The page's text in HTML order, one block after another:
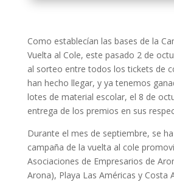
Como establecían las bases de la
Vuelta al Cole, este pasado 2 de
al sorteo entre todos los tickets de
han hecho llegar, y ya tenemos
lotes de material escolar, el 8 de
entrega de los premios en sus
Durante el mes de septiembre, se
campaña de la vuelta al cole
Asociaciones de Empresarios de
Arona), Playa Las Américas y Costa